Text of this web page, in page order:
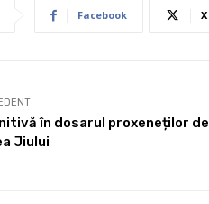
Facebook X
în dosarul proxeneților de
Jiului